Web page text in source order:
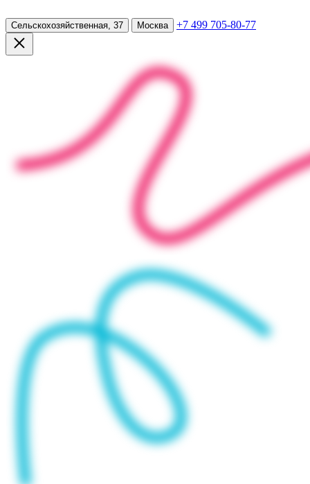
Сельскохозяйственная, 37 Москва +7 499 705-80-77